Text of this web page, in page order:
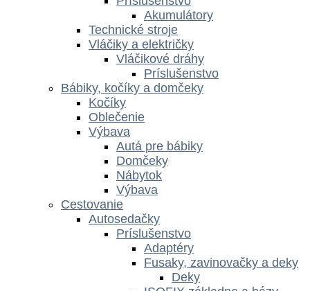
Akumulátory
Technické stroje
Vláčiky a električky
Vláčikové dráhy
Príslušenstvo
Bábiky, kočíky a domčeky
Kočíky
Oblečenie
Výbava
Autá pre bábiky
Domčeky
Nábytok
Výbava
Cestovanie
Autosedačky
Príslušenstvo
Adaptéry
Fusaky, zavinovačky a deky
Deky